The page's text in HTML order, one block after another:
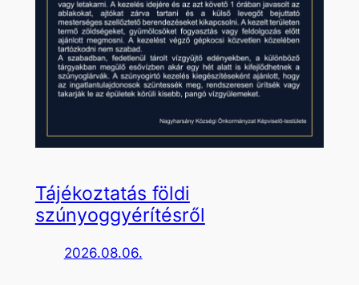
Tájékoztatás földi
szúnyoggyérítésről
2026.08.06.